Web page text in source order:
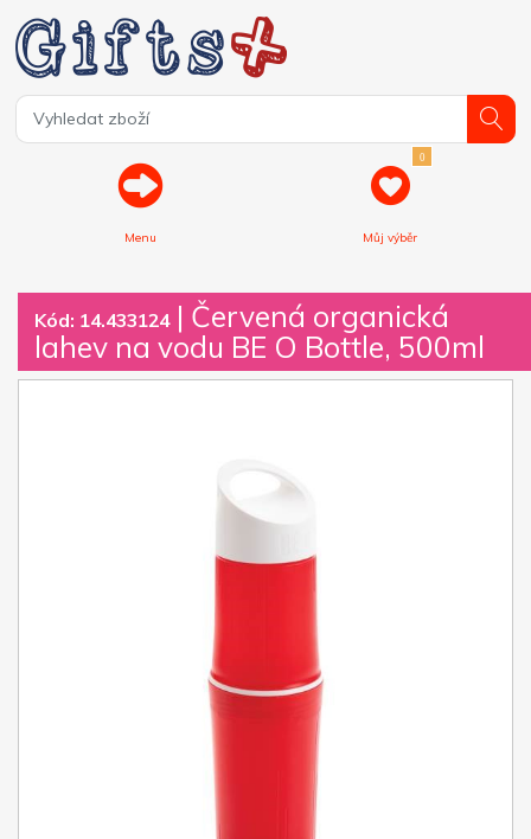
Menu
0
Můj výběr
Kód: 14.433124| Červená organická
lahev na vodu BE O Bottle, 500ml